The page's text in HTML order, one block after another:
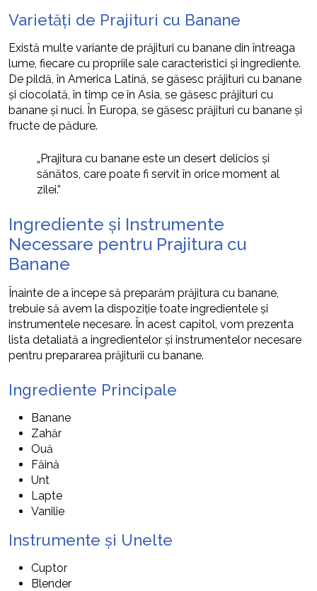
Varietăți de Prajituri cu Banane
Există multe variante de prăjituri cu banane din întreaga
lume, fiecare cu propriile sale caracteristici și ingrediente.
De pildă, în America Latină, se găsesc prăjituri cu banane
și ciocolată, în timp ce în Asia, se găsesc prăjituri cu
banane și nuci. În Europa, se găsesc prăjituri cu banane și
fructe de pădure.
„Prajitura cu banane este un desert delicios și
sănătos, care poate fi servit în orice moment al
zilei.”
Ingrediente și Instrumente
Necessare pentru Prajitura cu
Banane
Înainte de a începe să preparăm prăjitura cu banane,
trebuie să avem la dispoziție toate ingredientele și
instrumentele necesare. În acest capitol, vom prezenta
lista detaliată a ingredientelor și instrumentelor necesare
pentru prepararea prăjiturii cu banane.
Ingrediente Principale
Banane
Zahăr
Ouă
Făină
Unt
Lapte
Vanilie
Instrumente și Unelte
Cuptor
Blender